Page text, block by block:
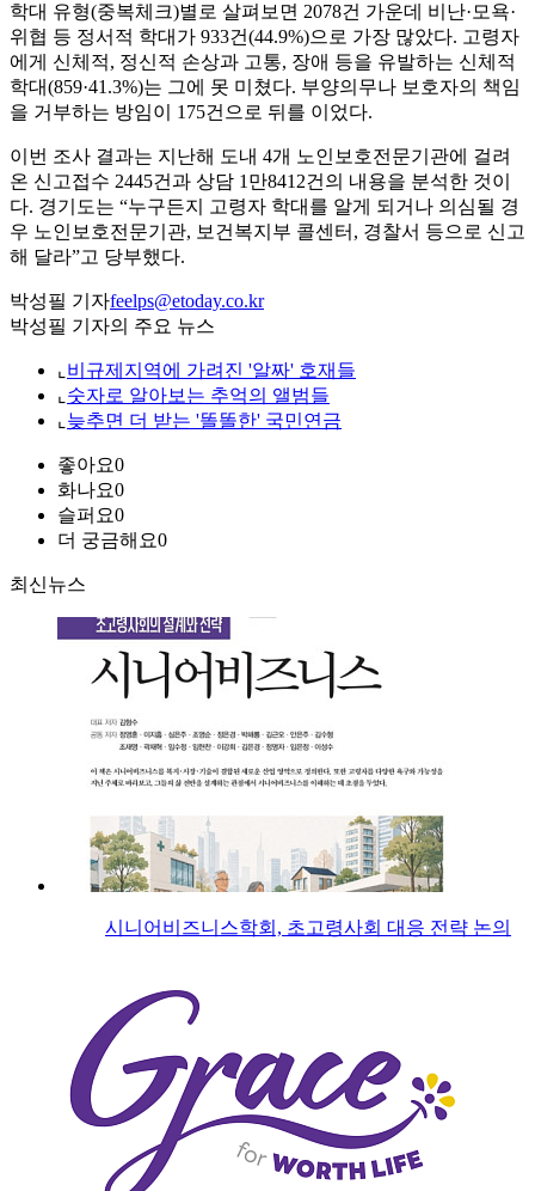
학대 유형(중복체크)별로 살펴보면 2078건 가운데 비난·모욕·
위협 등 정서적 학대가 933건(44.9%)으로 가장 많았다. 고령자
에게 신체적, 정신적 손상과 고통, 장애 등을 유발하는 신체적
학대(859·41.3%)는 그에 못 미쳤다. 부양의무나 보호자의 책임
을 거부하는 방임이 175건으로 뒤를 이었다.
이번 조사 결과는 지난해 도내 4개 노인보호전문기관에 걸려
온 신고접수 2445건과 상담 1만8412건의 내용을 분석한 것이
다. 경기도는 “누구든지 고령자 학대를 알게 되거나 의심될 경
우 노인보호전문기관, 보건복지부 콜센터, 경찰서 등으로 신고
해 달라”고 당부했다.
박성필 기자feelps@etoday.co.kr
박성필 기자의 주요 뉴스
⌞ 비규제지역에 가려진 '알짜' 호재들
⌞ 숫자로 알아보는 추억의 앨범들
⌞ 늦추면 더 받는 '똘똘한' 국민연금
좋아요0
화나요0
슬퍼요0
더 궁금해요0
최신뉴스
시니어비즈니스학회, 초고령사회 대응 전략 논의